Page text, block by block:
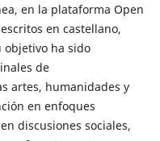
en la plataforma Open
en castellano,
objetivo ha sido
de
artes, humanidades y
en enfoques
discusiones sociales,